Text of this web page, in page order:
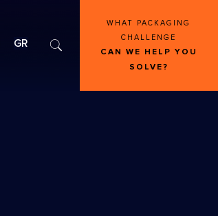
GR
WHAT PACKAGING
CHALLENGE
CAN WE HELP YOU
SOLVE?